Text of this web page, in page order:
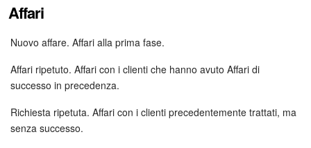
Affari
Nuovo affare. Affari alla prima fase.
Affari ripetuto. Affari con i clienti che hanno avuto Affari di
successo in precedenza.
Richiesta ripetuta. Affari con i clienti precedentemente trattati, ma
senza successo.